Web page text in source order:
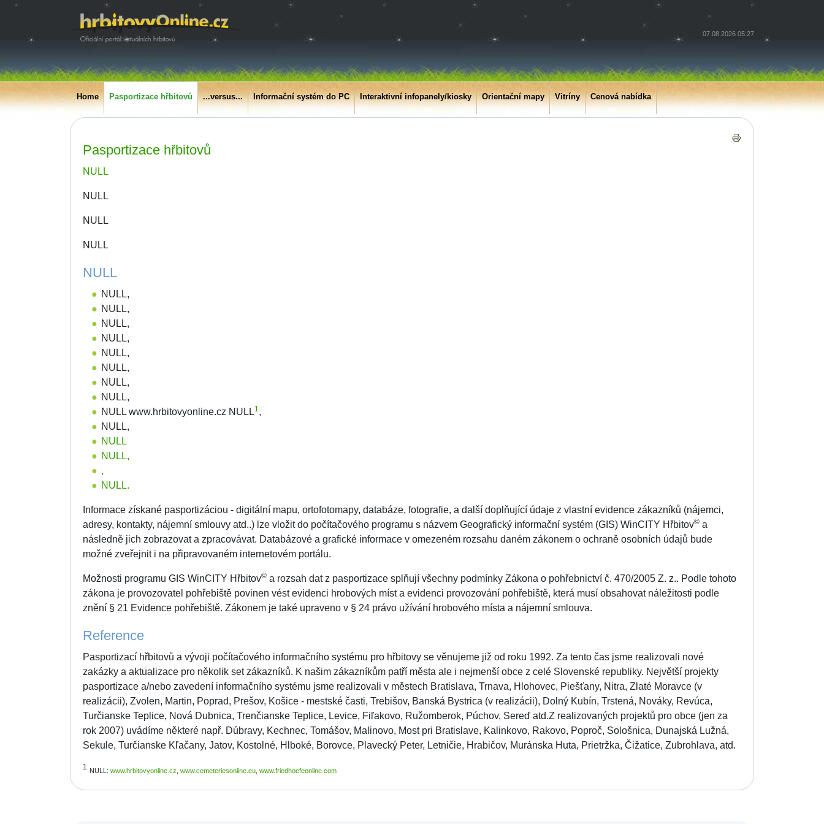
07.08.2026 05:27
Home Pasportizace hřbitovů ...versus... Informační systém do PC Interaktivní infopanely/kiosky Orientační mapy Vitríny Cenová nabídka
Pasportizace hřbitovů
NULL
NULL
NULL
NULL
NULL
NULL,
NULL,
NULL,
NULL,
NULL,
NULL,
NULL,
NULL,
NULL www.hrbitovyonline.cz NULL1,
NULL,
NULL
NULL,
,
NULL.
Informace získané pasportizáciou - digitální mapu, ortofotomapy, databáze, fotografie, a další doplňující údaje z vlastní evidence zákazníků (nájemci,
adresy, kontakty, nájemní smlouvy atd..) lze vložit do počítačového programu s názvem Geografický informační systém (GIS) WinCITY Hřbitov© a
následně jich zobrazovat a zpracovávat. Databázové a grafické informace v omezeném rozsahu daném zákonem o ochraně osobních údajů bude
možné zveřejnit i na připravovaném internetovém portálu.
Možnosti programu GIS WinCITY Hřbitov© a rozsah dat z pasportizace splňují všechny podmínky Zákona o pohřebnictví č. 470/2005 Z. z.. Podle tohoto
zákona je provozovatel pohřebiště povinen vést evidenci hrobových míst a evidenci provozování pohřebiště, která musí obsahovat náležitosti podle
znění § 21 Evidence pohřebiště. Zákonem je také upraveno v § 24 právo užívání hrobového místa a nájemní smlouva.
Reference
Pasportizací hřbitovů a vývoji počítačového informačního systému pro hřbitovy se věnujeme již od roku 1992. Za tento čas jsme realizovali nové
zakázky a aktualizace pro několik set zákazníků. K našim zákazníkům patří města ale i nejmenší obce z celé Slovenské republiky. Největší projekty
pasportizace a/nebo zavedení informačního systému jsme realizovali v městech Bratislava, Trnava, Hlohovec, Piešťany, Nitra, Zlaté Moravce (v
realizácii), Zvolen, Martin, Poprad, Prešov, Košice - mestské časti, Trebišov, Banská Bystrica (v realizácii), Dolný Kubín, Trstená, Nováky, Revúca,
Turčianske Teplice, Nová Dubnica, Trenčianske Teplice, Levice, Fiľakovo, Ružomberok, Púchov, Sereď atd.Z realizovaných projektů pro obce (jen za
rok 2007) uvádíme některé např. Dúbravy, Kechnec, Tomášov, Malinovo, Most pri Bratislave, Kalinkovo, Rakovo, Poproč, Sološnica, Dunajská Lužná,
Sekule, Turčianske Kľačany, Jatov, Kostolné, Hlboké, Borovce, Plavecký Peter, Letničie, Hrabičov, Muránska Huta, Prietržka, Čižatice, Zubrohlava, atd.
1 NULL: www.hrbitovyonline.cz www.cemeteriesonline.eu www.friedhoefeonline.com